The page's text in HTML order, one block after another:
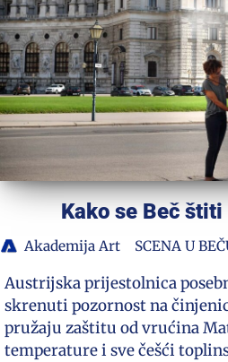
Kako se Beč
Akademija Art SCENA U
Austrijska prijestolnica
skrenuti pozornost na
pružaju zaštitu od vrućina
temperature i sve češći